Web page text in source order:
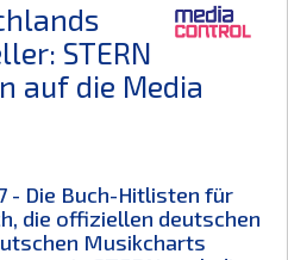
STERN
auf die Media
- Die Buch-Hitlisten für
die offiziellen deutschen
Musikcharts